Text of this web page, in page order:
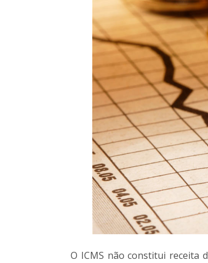
O ICMS não constitui receita